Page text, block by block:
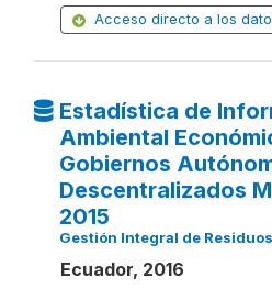
Acceso directo a los
Estadística de
Ambiental
Gobiernos
Descentralizados
2015
Gestión Integral de
Ecuador, 2016